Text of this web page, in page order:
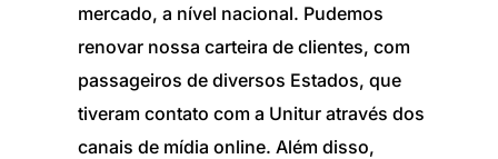
mercado, a nível nacional. Pudemos
renovar nossa carteira de clientes, com
passageiros de diversos Estados, que
tiveram contato com a Unitur através dos
canais de mídia online. Além disso,